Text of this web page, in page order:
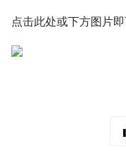
点击此处或下方图片